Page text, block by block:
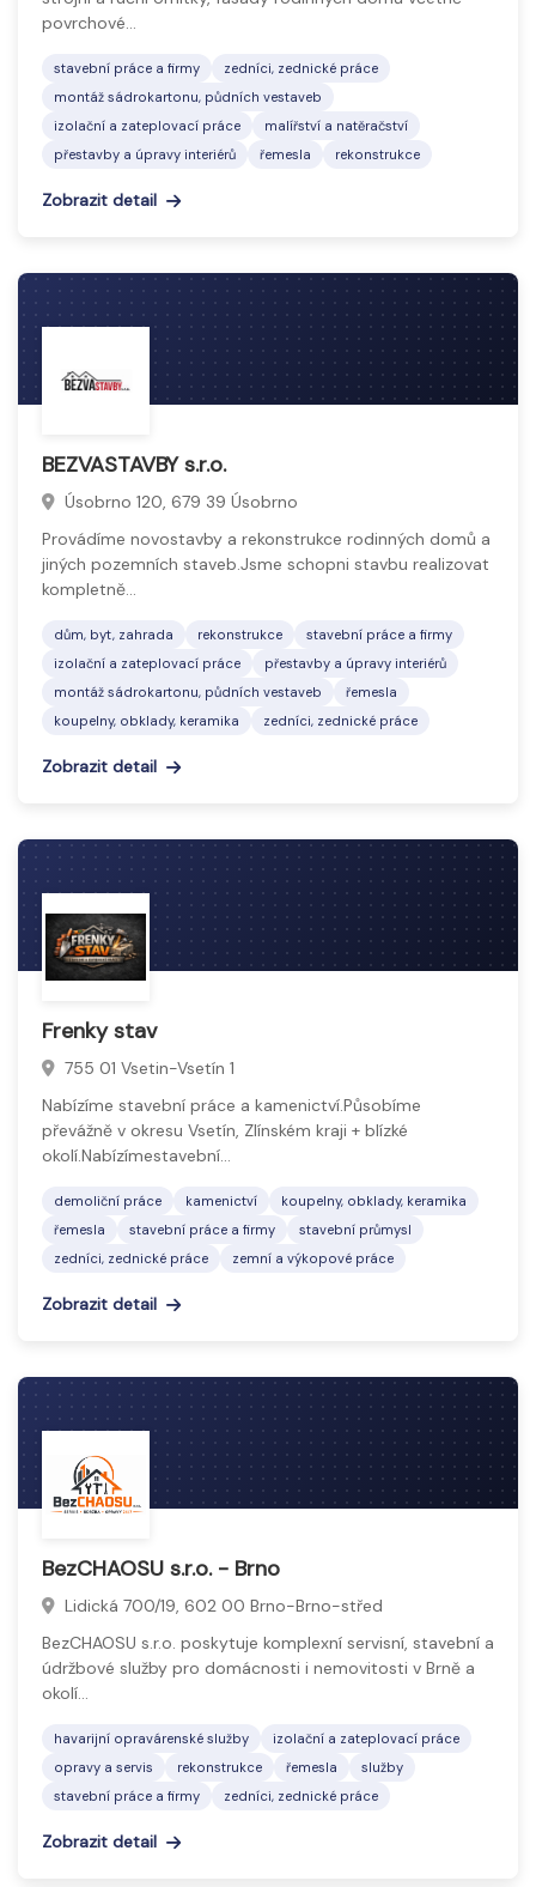
povrchové…
stavební práce a firmy
zedníci, zednické práce
montáž sádrokartonu, půdních vestaveb
izolační a zateplovací práce
malířství a natěračství
přestavby a úpravy interiérů
řemesla rekonstrukce
Zobrazit detail
BEZVASTAVBY s.r.o.
Úsobrno 120, 679 39 Úsobrno
Provádíme novostavby a rekonstrukce rodinných domů a
jiných pozemních staveb.Jsme schopni stavbu realizovat
kompletně…
dům, byt, zahrada rekonstrukce
stavební práce a firmy
izolační a zateplovací práce
přestavby a úpravy interiérů
montáž sádrokartonu, půdních vestaveb
řemesla
koupelny, obklady, keramika
zedníci, zednické práce
Zobrazit detail
Frenky stav
755 01 Vsetin-Vsetín 1
Nabízíme stavební práce a kamenictví.Působíme
převážně v okresu Vsetín, Zlínském kraji + blízké
okolí.Nabízímestavební…
demoliční práce kamenictví
koupelny, obklady, keramika
řemesla
stavební práce a firmy
stavební průmysl
zedníci, zednické práce
zemní a výkopové práce
Zobrazit detail
BezCHAOSU s.r.o. - Brno
Lidická 700/19, 602 00 Brno-Brno-střed
BezCHAOSU s.r.o. poskytuje komplexní servisní, stavební a
údržbové služby pro domácnosti i nemovitosti v Brně a
okolí…
havarijní opravárenské služby
izolační a zateplovací práce
opravy a servis
rekonstrukce řemesla
služby
stavební práce a firmy
zedníci, zednické práce
Zobrazit detail